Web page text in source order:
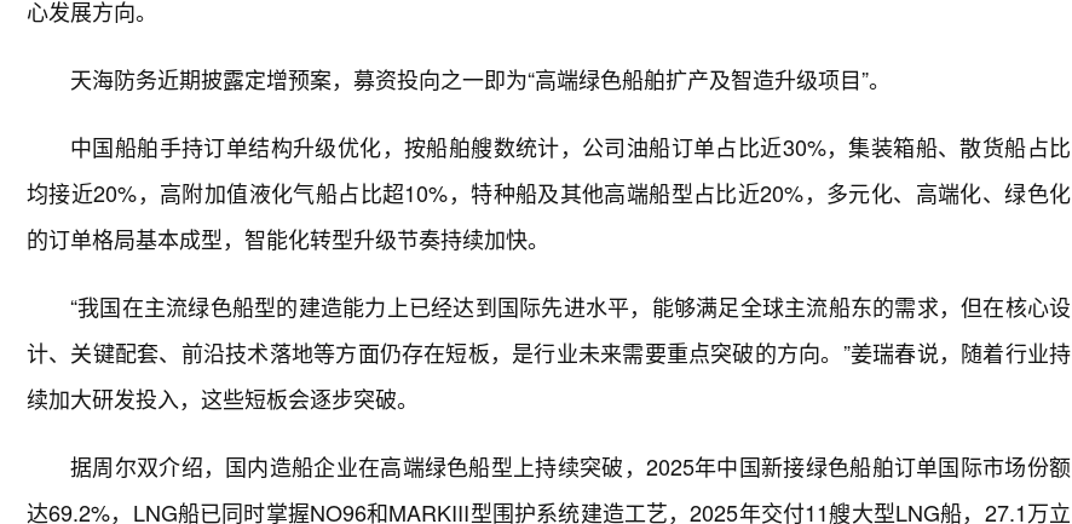
心发展方向。
天海防务近期披露定增预案，募资投向之一即为“高端绿色船舶扩产及智造升级项目”。
中国船舶手持订单结构升级优化，按船舶艘数统计，公司油船订单占比近30%，集装箱船、散货船占比
均接近20%，高附加值液化气船占比超10%，特种船及其他高端船型占比近20%，多元化、高端化、绿色化
的订单格局基本成型，智能化转型升级节奏持续加快。
“我国在主流绿色船型的建造能力上已经达到国际先进水平，能够满足全球主流船东的需求，但在核心设
计、关键配套、前沿技术落地等方面仍存在短板，是行业未来需要重点突破的方向。”姜瑞春说，随着行业持
续加大研发投入，这些短板会逐步突破。
据周尔双介绍，国内造船企业在高端绿色船型上持续突破，2025年中国新接绿色船舶订单国际市场份额
达69.2%，LNG船已同时掌握NO96和MARKIII型围护系统建造工艺，2025年交付11艘大型LNG船，27.1万立